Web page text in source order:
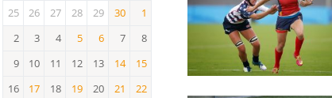
25 26 27 28 29 30 1
2 3 4 5 6 7
8
9
10 11 12 13 14
14
15
15
16 17 18 19 20 21 22